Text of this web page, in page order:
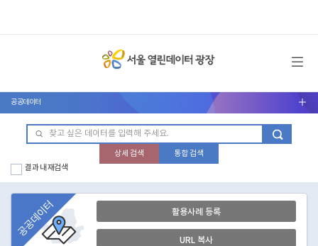
메뉴 열기
공공데이터 서브메뉴 열기
상세 검색
통합 검색
결과 내 재검색
공공데이터 활용사례 등록
URL 복사